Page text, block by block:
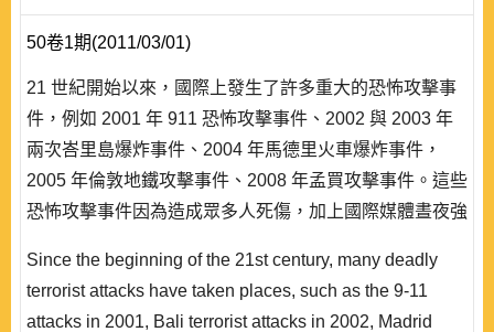
50卷1期(2011/03/01)
21 世紀開始以來，國際上發生了許多重大的恐怖攻擊事
件，例如 2001 年 911 恐怖攻擊事件、2002 與 2003 年
兩次峇里島爆炸事件、2004 年馬德里火車爆炸事件，
2005 年倫敦地鐵攻擊事件、2008 年孟買攻擊事件。這些
恐怖攻擊事件因為造成眾多人死傷，加上國際媒體晝夜強
事件都只是整個恐怖組織活動的最終「產品」。 國際恐
怖行動若分成上、中、下游。上游是資金的供給，中游是
Since the beginning of the 21st century, many deadly
terrorist attacks have taken places, such as the 9-11
attacks in 2001, Bali terrorist attacks in 2002, Madrid